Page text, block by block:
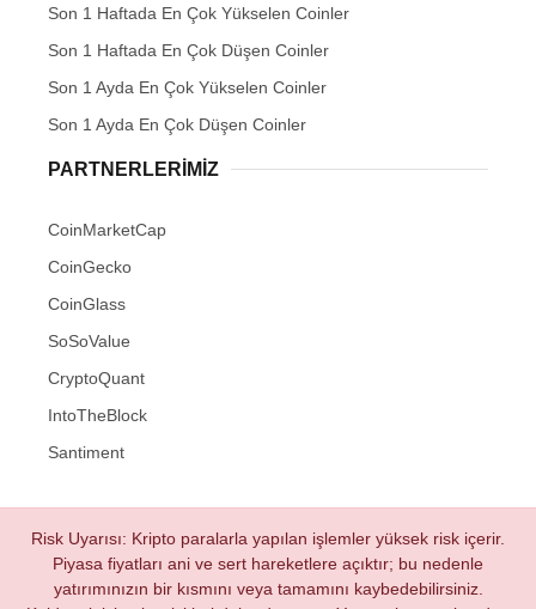
Son 1 Haftada En Çok Yükselen Coinler
Son 1 Haftada En Çok Düşen Coinler
Son 1 Ayda En Çok Yükselen Coinler
Son 1 Ayda En Çok Düşen Coinler
PARTNERLERIMIZ
CoinMarketCap
CoinGecko
CoinGlass
SoSoValue
CryptoQuant
IntoTheBlock
Santiment
Risk Uyarısı: Kripto paralarla yapılan işlemler yüksek risk içerir.
Piyasa fiyatları ani ve sert hareketlere açıktır; bu nedenle
yatırımınızın bir kısmını veya tamamını kaybedebilirsiniz.